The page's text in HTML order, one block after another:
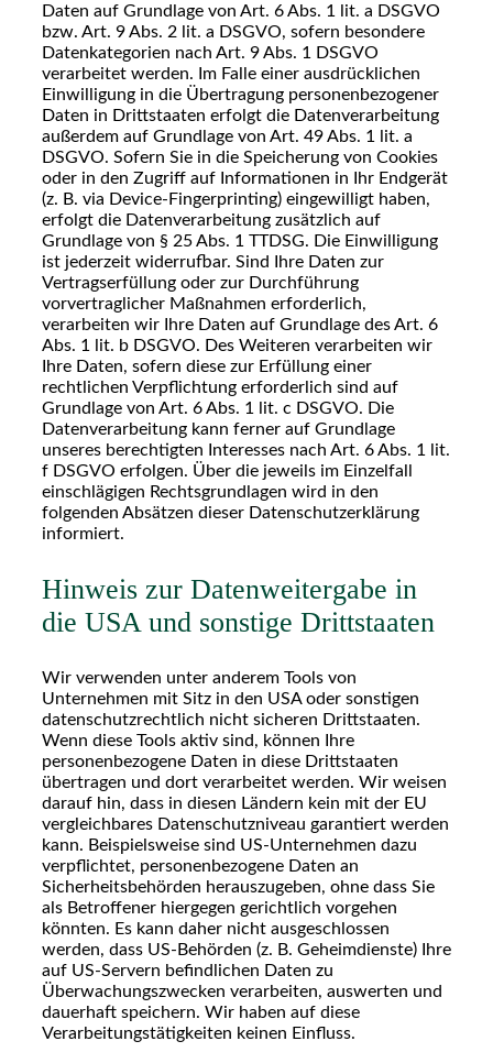
Daten auf Grundlage von Art. 6 Abs. 1 lit. a DSGVO
bzw. Art. 9 Abs. 2 lit. a DSGVO, sofern besondere
Datenkategorien nach Art. 9 Abs. 1 DSGVO
verarbeitet werden. Im Falle einer ausdrücklichen
Einwilligung in die Übertragung personenbezogener
Daten in Drittstaaten erfolgt die Datenverarbeitung
außerdem auf Grundlage von Art. 49 Abs. 1 lit. a
DSGVO. Sofern Sie in die Speicherung von Cookies
oder in den Zugriff auf Informationen in Ihr Endgerät
(z. B. via Device-Fingerprinting) eingewilligt haben,
erfolgt die Datenverarbeitung zusätzlich auf
Grundlage von § 25 Abs. 1 TTDSG. Die Einwilligung
ist jederzeit widerrufbar. Sind Ihre Daten zur
Vertragserfüllung oder zur Durchführung
vorvertraglicher Maßnahmen erforderlich,
verarbeiten wir Ihre Daten auf Grundlage des Art. 6
Abs. 1 lit. b DSGVO. Des Weiteren verarbeiten wir
Ihre Daten, sofern diese zur Erfüllung einer
rechtlichen Verpflichtung erforderlich sind auf
Grundlage von Art. 6 Abs. 1 lit. c DSGVO. Die
Datenverarbeitung kann ferner auf Grundlage
unseres berechtigten Interesses nach Art. 6 Abs. 1 lit.
f DSGVO erfolgen. Über die jeweils im Einzelfall
einschlägigen Rechtsgrundlagen wird in den
folgenden Absätzen dieser Datenschutzerklärung
informiert.
Hinweis zur Datenweitergabe in
die USA und sonstige Drittstaaten
Wir verwenden unter anderem Tools von
Unternehmen mit Sitz in den USA oder sonstigen
datenschutzrechtlich nicht sicheren Drittstaaten.
Wenn diese Tools aktiv sind, können Ihre
personenbezogene Daten in diese Drittstaaten
übertragen und dort verarbeitet werden. Wir weisen
darauf hin, dass in diesen Ländern kein mit der EU
vergleichbares Datenschutzniveau garantiert werden
kann. Beispielsweise sind US-Unternehmen dazu
verpflichtet, personenbezogene Daten an
Sicherheitsbehörden herauszugeben, ohne dass Sie
als Betroffener hiergegen gerichtlich vorgehen
könnten. Es kann daher nicht ausgeschlossen
werden, dass US-Behörden (z. B. Geheimdienste) Ihre
auf US-Servern befindlichen Daten zu
Überwachungszwecken verarbeiten, auswerten und
dauerhaft speichern. Wir haben auf diese
Verarbeitungstätigkeiten keinen Einfluss.